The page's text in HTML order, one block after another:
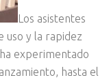
Los asistentes
uso y la rapidez
experimentado
hasta el